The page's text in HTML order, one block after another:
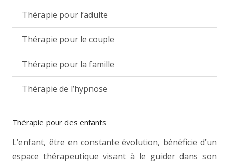
Thérapie pour l’adulte
Thérapie pour le couple
Thérapie pour la famille
Thérapie de l’hypnose
Thérapie pour des enfants
L’enfant, être en constante évolution, bénéficie d’un
espace thérapeutique visant à le guider dans son